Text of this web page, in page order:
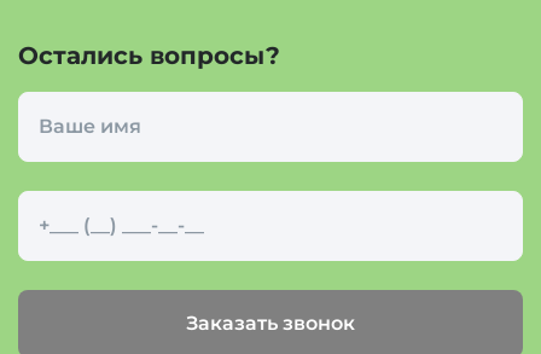
Остались вопросы?
Заказать звонок